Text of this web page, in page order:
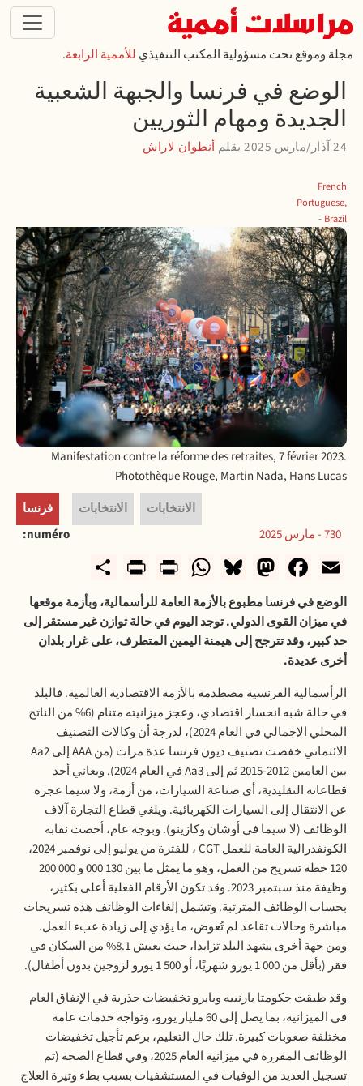
تجاوز إلى المحتوى الرئيسي
مجلة وموقع تحت مسؤولية المكتب التنفيذي للأممية الرابعة.
الوضع في فرنسا والجبهة الشعبية
الجديدة ومهام الثوريين
24 آذار/مارس 2025 بقلم أنطوان لاراش
French
Portuguese,
Brazil
Manifestation contre la réforme des retraites, 7 février 2023.
Photothèque Rouge, Martin Nada, Hans Lucas
فرنسا
الانتخابات
الانتخابات
numéro
730 - مارس 2025
Email
Facebook
Mastodon
Bluesky
WhatsApp
Print
الوضع في فرنسا مطبوع بالأزمة العامة للرأسمالية، وبأزمة موقعها
في ميزان القوى الدولي. توجد اليوم في حالة توازن غير مستقر إلى
حد كبير، وقد تترجح إلى هيمنة اليمين المتطرف، على غرار بلدان
أخرى عديدة.
الرأسمالية الفرنسية مصطدمة بالأزمة الاقتصادية العالمية. فالبلد
في حالة شبه انحسار اقتصادي، وعجز ميزانيته متنام (6% من الناتج
المحلي الإجمالي في العام 2024)، لدرجة أن وكالات التصنيف
الائتماني خفضت تصنيف ديون فرنسا عدة مرات (من
إلى
بين العامين 2012-2015 ثم إلى
في العام 2024). ويعاني أحد
قطاعاته التقليدية، أي صناعة السيارات، من أزمة، ولا سيما عجزه
عن الانتقال إلى السيارات الكهربائية. ويلغي قطاع التجارة آلاف
الوظائف (لا سيما في أوشان وكازينو). وبوجه عام، أحصت نقابة
الكونفدرالية العامة للعملCGT، للفترة من يوليو إلى نوفمبر 2024،
120
خطة تسريح من العمل، وهو ما يمثل ما بين 000 130 و 000 200
وظيفة منذ سبتمبر 2023. وقد تكون الأرقام الفعلية أعلى بكثير،
بحساب الوظائف المترتبة. وتشمل إلغاءات الوظائف هذه تسريحات
مباشرة وحالات تقاعد لم تُعوض، ما يؤدي إلى زيادة عبء العمل.
ومن جهة أخرى يشهد البلد تزايدا، حيث يعيش 8.1% من السكان في
فقر (بأقل من 000 1 يورو شهريًا، أو 500 1 يورو لزوجين بدون أطفال).
وقد طبقت حكومتا بارنييه وبايرو تخفيضات جذرية في الإنفاق العام
في الميزانية، بما يصل إلى 60 مليار يورو، وتواجه خدمات عامة
مختلفة صعوبات كبيرة. تلك حال التعليم، برغم تأجيل تخفيضات
الوظائف المقررة في ميزانية العام 2025، وفي قطاع الصحة (تم
تسجيل العديد من الوفيات في المستشفيات بسبب بطء وتيرة العلاج